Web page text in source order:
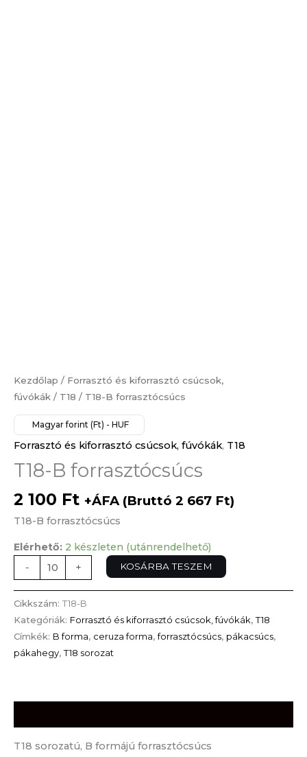
Kezdőlap / Forrasztó és kiforrasztó csúcsok,
fúvókák / T18 / T18-B forrasztócsúcs
Magyar forint (Ft) - HUF
Forrasztó és kiforrasztó csúcsok, fúvókák, T18
T18-B forrasztócsúcs
2 100 Ft +ÁFA (Bruttó 2 667 Ft)
T18-B forrasztócsúcs
Elérhető: 2 készleten (utánrendelhető)
-
+ KOSÁRBA TESZEM
Cikkszám: T18-B
Kategóriák: Forrasztó és kiforrasztó csúcsok, fúvókák,T18
Címkék: B forma, ceruza forma,forrasztócsúcs, pákacsúcs,
pákahegy,T18 sorozat
T18 sorozatú, B formájú forrasztócsúcs